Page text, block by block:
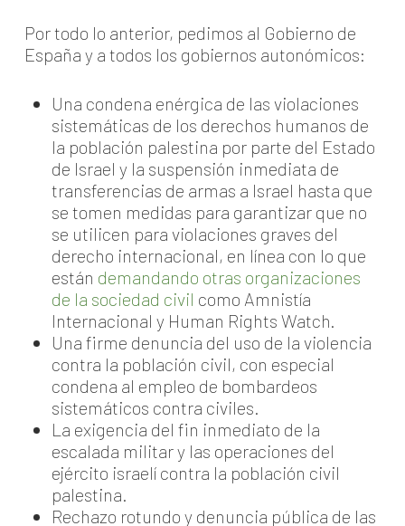
Por todo lo anterior, pedimos al Gobierno de
España y a todos los gobiernos autonómicos:
Una condena enérgica de las violaciones
sistemáticas de los derechos humanos de
la población palestina por parte del Estado
de Israel y la suspensión inmediata de
transferencias de armas a Israel hasta que
se tomen medidas para garantizar que no
se utilicen para violaciones graves del
derecho internacional, en línea con lo que
están demandando otras organizaciones
de la sociedad civil como Amnistía
Internacional y Human Rights Watch.
Una firme denuncia del uso de la violencia
contra la población civil, con especial
condena al empleo de bombardeos
sistemáticos contra civiles.
La exigencia del fin inmediato de la
escalada militar y las operaciones del
ejército israelí contra la población civil
palestina.
Rechazo rotundo y denuncia pública de las